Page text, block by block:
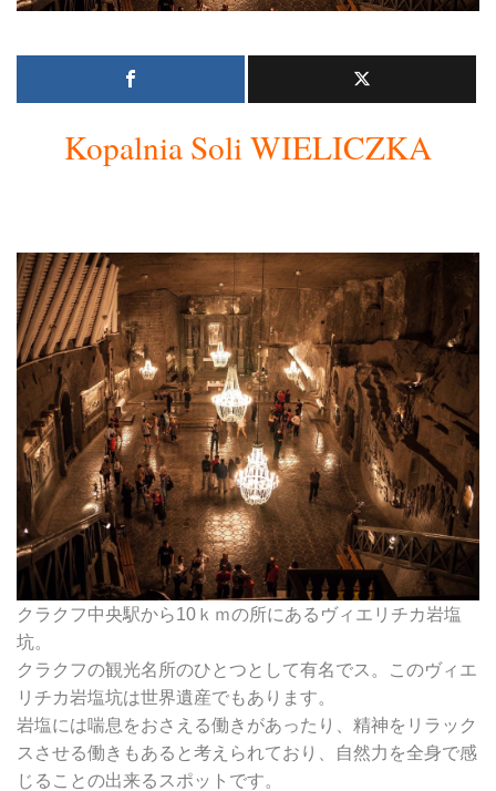
Kopalnia Soli WIELICZKA
クラクフ中央駅から10ｋｍの所にあるヴィエリチカ岩塩
坑。
クラクフの観光名所のひとつとして有名でス。このヴィエ
リチカ岩塩坑は世界遺産でもあります。
岩塩には喘息をおさえる働きがあったり、精神をリラック
スさせる働きもあると考えられており、自然力を全身で感
じることの出来るスポットです。